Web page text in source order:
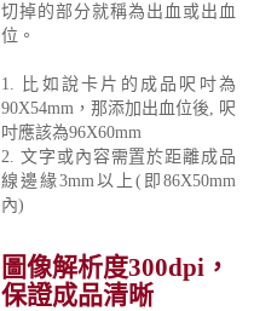
切掉的部分就稱為出血或出血
位。
1. 比如說卡片的成品呎吋為
90X54mm，那添加出血位後, 呎
吋應該為96X60mm
2. 文字或內容需置於距離成品
線邊緣3mm以上(即86X50mm
內)
圖像解析度300dpi，
保證成品清晰